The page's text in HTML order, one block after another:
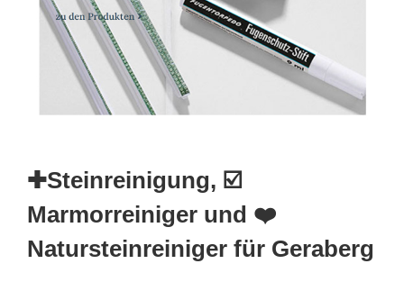
✚Steinreinigung, ☑️
Marmorreiniger und ❤️
Natursteinreiniger für Geraberg